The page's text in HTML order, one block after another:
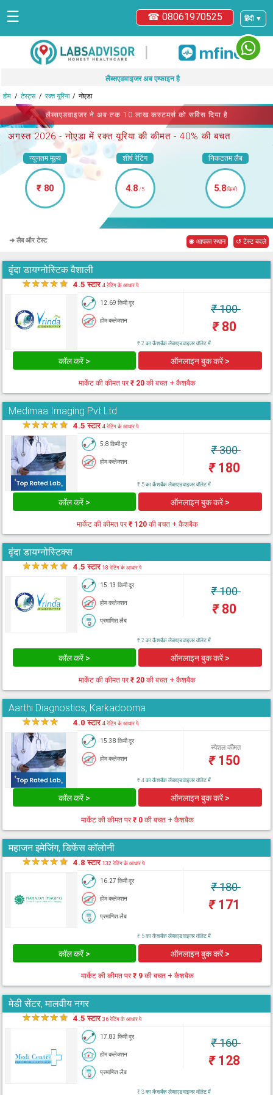
हिंदी ▼
☎ 08061970525
☰
|
लैब्सएडवाइजर अब एम्फाइन है
होम टेस्ट्स रक्त यूरिया नोएडा
लैब्सएडवाइजर ने अब तक 10 लाख कस्टमर्स को सर्विस दिया है
अगस्त 2026 -नोएडा में रक्त यूरिया की कीमत - 40% की बचत
न्यूनतम मूल्य
₹ 80
शीर्ष रेटिंग
4.8/5
निकटतम लैब
5.8किमी
➜ लैब और टेस्ट ◉ आपका स्थान ↺ टेस्ट बदले
वृंदा डायग्नोस्टिक वैशाली
★★★★★ 4.5 स्टार4 रेटिंग के आधार पे
12.69 किमी दूर
होम कलेक्शन
₹100
₹80
₹ 2 का कैशबैक लैब्सएडवाइजर वॉलेट में
कॉल करें > ऑनलाइन बुक करें >
मार्केट की कीमत पर₹ 20 की बचत + कैशबैक
Medimaa Imaging Pvt Ltd
★★★★★ 4.5 स्टार4 रेटिंग के आधार पे
5.8 किमी दूर
होम कलेक्शन
₹300
₹180
₹ 5 का कैशबैक लैब्सएडवाइजर वॉलेट में
कॉल करें > ऑनलाइन बुक करें >
मार्केट की कीमत पर₹ 120की बचत + कैशबैक
वृंदा डायग्नोस्टिक्स
★★★★★ 4.5 स्टार18 रेटिंग के आधार पे
15.13 किमी दूर
होम कलेक्शन
प्रमाणित लैब
₹100
₹80
₹ 2 का कैशबैक लैब्सएडवाइजर वॉलेट में
कॉल करें > ऑनलाइन बुक करें >
मार्केट की कीमत पर₹ 20 की बचत + कैशबैक
Aarthi Diagnostics, Karkadooma
★★★★ 4.0 स्टार4 रेटिंग के आधार पे
15.38 किमी दूर
होम कलेक्शन
स्पेशल कीमत
₹150
₹ 4 का कैशबैक लैब्सएडवाइजर वॉलेट में
कॉल करें > ऑनलाइन बुक करें >
मार्केट की कीमत पर₹ 0की बचत + कैशबैक
महाजन इमेजिंग, डिफेंस कॉलोनी
★★★★★ 4.8 स्टार132 रेटिंग के आधार पे
16.27 किमी दूर
होम कलेक्शन
प्रमाणित लैब
₹180
₹171
₹ 5 का कैशबैक लैब्सएडवाइजर वॉलेट में
कॉल करें > ऑनलाइन बुक करें >
मार्केट की कीमत पर₹ 9की बचत + कैशबैक
मेडी सेंटर, मालवीय नगर
★★★★★ 4.5 स्टार36 रेटिंग के आधार पे
17.83 किमी दूर
होम कलेक्शन
प्रमाणित लैब
₹160
₹128
₹ 3 का कैशबैक लैब्सएडवाइजर वॉलेट में